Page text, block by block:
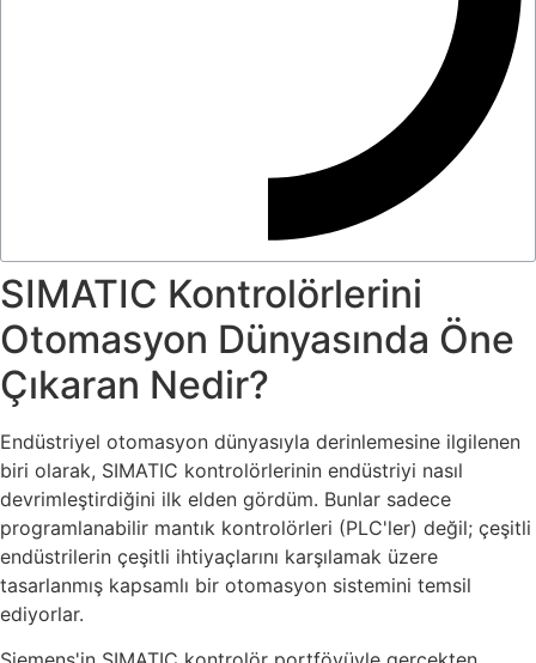
SIMATIC Kontrolörlerini
Otomasyon Dünyasında Öne
Çıkaran Nedir?
Endüstriyel otomasyon dünyasıyla derinlemesine ilgilenen
biri olarak, SIMATIC kontrolörlerinin endüstriyi nasıl
devrimleştirdiğini ilk elden gördüm. Bunlar sadece
programlanabilir mantık kontrolörleri (PLC'ler) değil; çeşitli
endüstrilerin çeşitli ihtiyaçlarını karşılamak üzere
tasarlanmış kapsamlı bir otomasyon sistemini temsil
ediyorlar.